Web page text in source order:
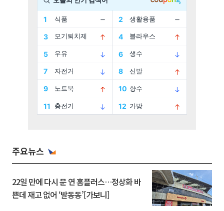
주요뉴스
22일 만에 다시 문 연 홈플러스…정상화 바
쁜데 재고 없어 ‘발동동’[가보니]